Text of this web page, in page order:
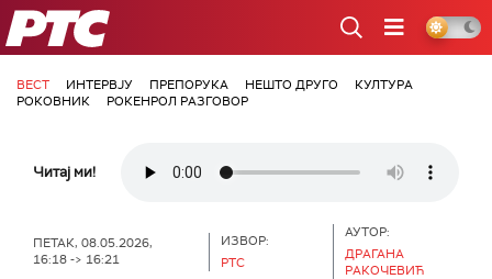
РТС
ВЕСТ ИНТЕРВЈУ ПРЕПОРУКА НЕШТО ДРУГО
КУЛТУРА
РОКОВНИК
РОКЕНРОЛ РАЗГОВОР
Читај ми!
ПЕТАК, 08.05.2026,
16:18 -> 16:21
ИЗВОР:
РТС
АУТОР:
ДРАГАНА
РАКОЧЕВИЋ